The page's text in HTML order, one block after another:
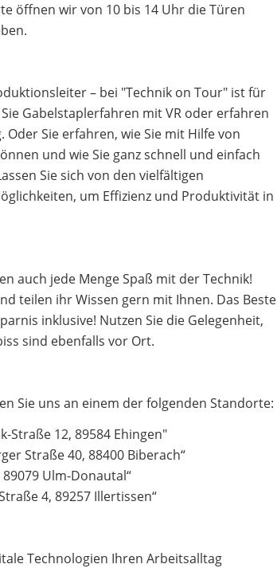
öffnen wir von 10 bis 14 Uhr die Türen
– bei "Technik on Tour" ist für
Gabelstaplerfahren mit VR oder erfahren
Sie erfahren, wie Sie mit Hilfe von
und wie Sie ganz schnell und einfach
Sie sich von den vielfältigen
um Effizienz und Produktivität in
auch jede Menge Spaß mit der Technik!
teilen ihr Wissen gern mit Ihnen. Das Beste
inklusive! Nutzen Sie die Gelegenheit,
sind ebenfalls vor Ort.
Sie uns an einem der folgenden Standorte:
Straße 12, 89584 Ehingen"
Straße 40, 88400 Biberach“
Ulm-Donautal“
4, 89257 Illertissen“
Technologien Ihren Arbeitsalltag